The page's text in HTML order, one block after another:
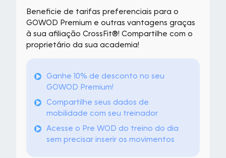
Beneficie de tarifas preferenciais para o
GOWOD Premium e outras vantagens graças
à sua afiliação CrossFit®! Compartilhe com o
proprietário da sua academia!
Ganhe 10% de desconto no seu
GOWOD Premium!
Compartilhe seus dados de
mobilidade com seu treinador
Acesse o Pre WOD do treino do dia
sem precisar inserir os movimentos